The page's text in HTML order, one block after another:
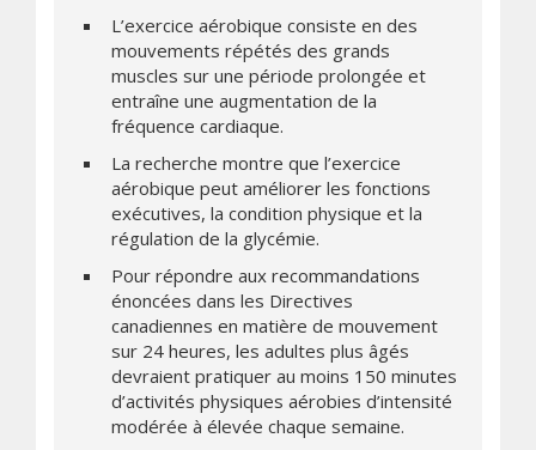
L’exercice aérobique consiste en des
mouvements répétés des grands
muscles sur une période prolongée et
entraîne une augmentation de la
fréquence cardiaque.
La recherche montre que l’exercice
aérobique peut améliorer les fonctions
exécutives, la condition physique et la
régulation de la glycémie.
Pour répondre aux recommandations
énoncées dans les Directives
canadiennes en matière de mouvement
sur 24 heures, les adultes plus âgés
devraient pratiquer au moins 150 minutes
d’activités physiques aérobies d’intensité
modérée à élevée chaque semaine.